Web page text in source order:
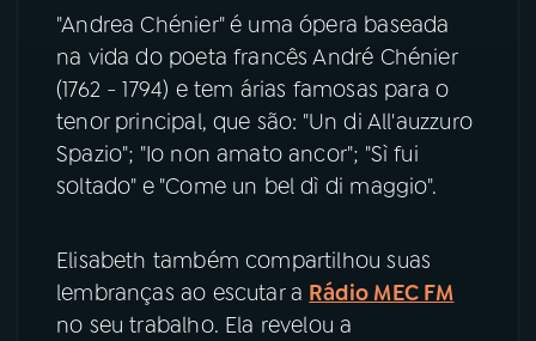
07ÚLTIMAS
PRÊMIO RÁDIO MEC
ACOMPANHE A RÁDIO MEC
Instagram X
"Andrea Chénier" é uma ópera baseada
na vida do poeta francês André Chénier
(1762 - 1794) e tem árias famosas para o
tenor principal, que são: "Un di All'auzzuro
Spazio"; "Io non amato ancor"; "Sì fui
soltado" e "Come un bel dì di maggio".
Elisabeth também compartilhou suas
lembranças ao escutar a Rádio MEC FM
no seu trabalho. Ela revelou a